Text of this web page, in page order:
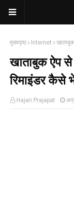
मुख्यपृष्ठ Internet
खाताबुक ऐप
रिमाइंडर कैसे
Hajari Prajapat